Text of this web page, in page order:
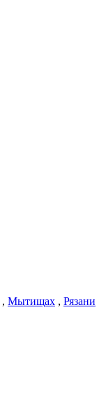
, Мытищах , Рязани